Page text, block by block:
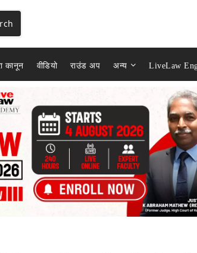
कानून वीडियो राउंड अप अन्य LiveLaw